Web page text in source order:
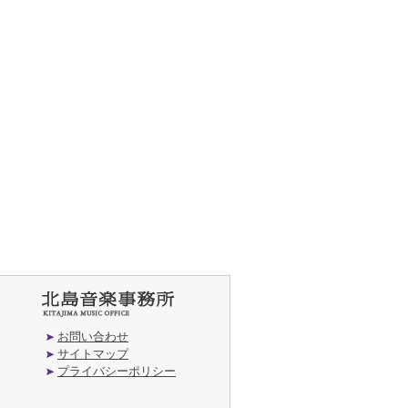
お問い合わせ
サイトマップ
プライバシーポリシー